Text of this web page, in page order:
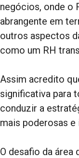
negócios, onde o
abrangente em
outros aspectos
como um RH
Assim acredito
significativa para
conduzir a
mais poderosas
O desafio da área